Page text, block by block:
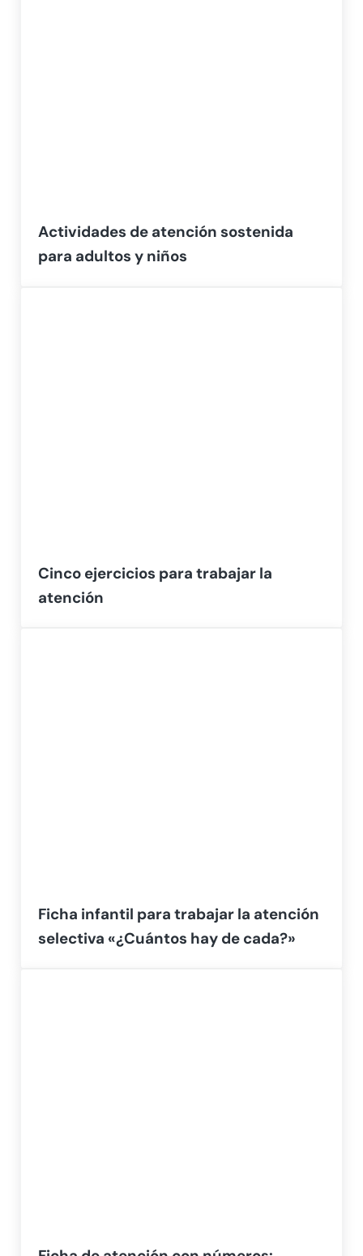
Actividades de atención sostenida
para adultos y niños
Cinco ejercicios para trabajar la
atención
Ficha infantil para trabajar la atención
selectiva «¿Cuántos hay de cada?»